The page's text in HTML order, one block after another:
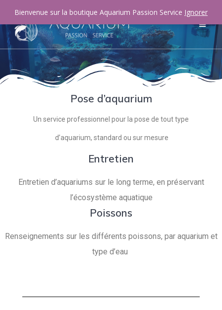
Pose d’aquarium
Un service professionnel pour la pose de tout type
d’aquarium, standard ou sur mesure
Entretien
Entretien d’aquariums sur le long terme, en préservant
l’écosystème aquatique
Poissons
Renseignements sur les différents poissons, par aquarium et
type d’eau
Bienvenue sur la boutique Aquarium Passion Service Ignorer